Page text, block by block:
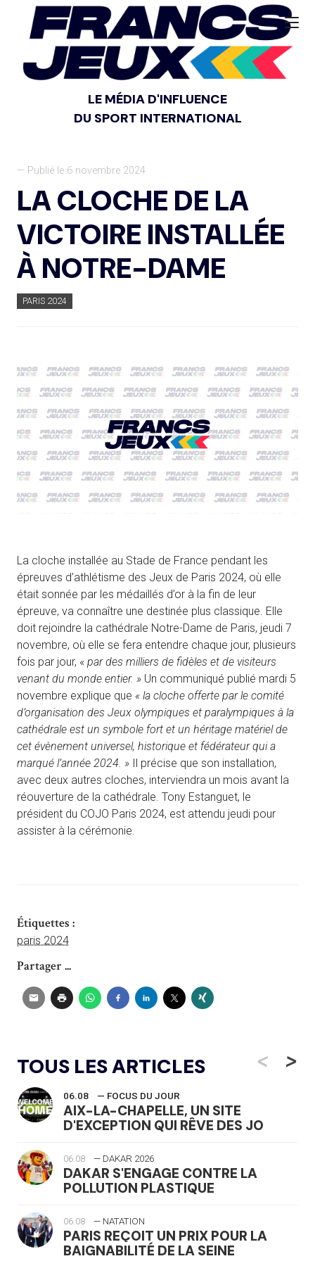
LE MÉDIA D'INFLUENCE
DU SPORT INTERNATIONAL
— Publié le 6 novembre 2024
LA CLOCHE DE LA
VICTOIRE INSTALLÉE
À NOTRE-DAME
PARIS 2024
La cloche installée au Stade de France pendant les
épreuves d’athlétisme des Jeux de Paris 2024, où elle
était sonnée par les médaillés d’or à la fin de leur
épreuve, va connaître une destinée plus classique. Elle
doit rejoindre la cathédrale Notre-Dame de Paris, jeudi 7
novembre, où elle se fera entendre chaque jour, plusieurs
fois par jour, « par des milliers de fidèles et de visiteurs
venant du monde entier. » Un communiqué publié mardi 5
novembre explique que « la cloche offerte par le comité
d’organisation des Jeux olympiques et paralympiques à la
cathédrale est un symbole fort et un héritage matériel de
cet évènement universel, historique et fédérateur qui a
marqué l’année 2024. »
Il précise que son installation,
avec deux autres cloches, interviendra un mois avant la
réouverture de la cathédrale. Tony Estanguet, le
président du COJO Paris 2024, est attendu jeudi pour
assister à la cérémonie.
Étiquettes :
paris 2024
Partager ...
TOUS LES ARTICLES <
06.08 — FOCUS DU JOUR
AIX-LA-CHAPELLE, UN SITE
D'EXCEPTION QUI RÊVE DES JO
06.08 — DAKAR 2026
DAKAR S'ENGAGE CONTRE LA
POLLUTION PLASTIQUE
06.08 — NATATION
PARIS REÇOIT UN PRIX POUR LA
BAIGNABILITÉ DE LA SEINE
>